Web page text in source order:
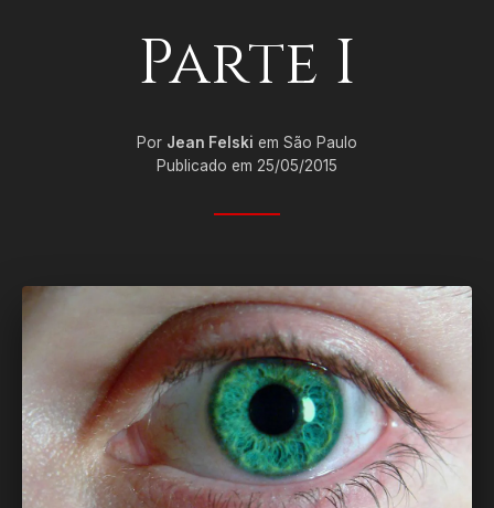
Parte I
Por Jean Felski em São Paulo
Publicado em 25/05/2015